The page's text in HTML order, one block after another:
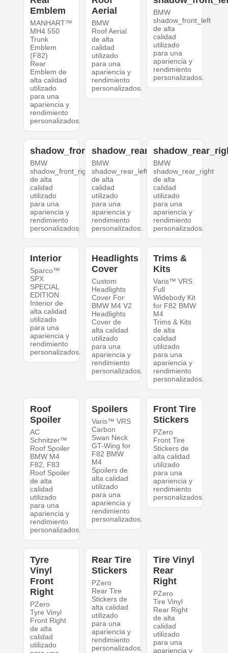
Emblem
MANHART™
MH4 550
Trunk
Emblem
(F82)
Rear
Emblem de
alta calidad
utilizado
para una
apariencia y
rendimiento
personalizados.
Aerial
BMW
Roof Aerial
de alta
calidad
utilizado
para una
apariencia y
rendimiento
personalizados.
BMW
shadow_front_left
de alta
calidad
utilizado
para una
apariencia y
rendimiento
personalizados.
shadow_front_right
BMW
shadow_front_right
de alta
calidad
utilizado
para una
apariencia y
rendimiento
personalizados.
shadow_rear_left
BMW
shadow_rear_left
de alta
calidad
utilizado
para una
apariencia y
rendimiento
personalizados.
BMW
shadow_rear_right
de alta
calidad
utilizado
para una
apariencia y
rendimiento
personalizados.
Interior
Sparco™
SPX
SPECIAL
EDITION
Interior de
alta calidad
utilizado
para una
apariencia y
rendimiento
personalizados.
Headlights
Cover
Custom
Headlights
Cover For
BMW M4 V2
Headlights
Cover de
alta calidad
utilizado
para una
apariencia y
rendimiento
personalizados.
Trims &
Kits
Varis™ VRS
Full
Widebody Kit
for F82 BMW
M4
Trims & Kits
de alta
calidad
utilizado
para una
apariencia y
rendimiento
personalizados.
Roof
Spoiler
AC
Schnitzer™
Roof Spoiler
BMW M4
F82, F83
Roof Spoiler
de alta
calidad
utilizado
para una
apariencia y
rendimiento
personalizados.
Spoilers
Varis™ VRS
Carbon
Swan Neck
GT-Wing for
F82 BMW
M4
Spoilers de
alta calidad
utilizado
para una
apariencia y
rendimiento
personalizados.
Front Tire
Stickers
PZero
Front Tire
Stickers de
alta calidad
utilizado
para una
apariencia y
rendimiento
personalizados.
Tyre
Vinyl
Front
Right
PZero
Tyre Vinyl
Front Right
de alta
calidad
utilizado
Rear Tire
Stickers
PZero
Rear Tire
Stickers de
alta calidad
utilizado
para una
apariencia y
rendimiento
personalizados.
Tire Vinyl
Rear
Right
PZero
Tire Vinyl
Rear Right
de alta
calidad
utilizado
para una
apariencia y